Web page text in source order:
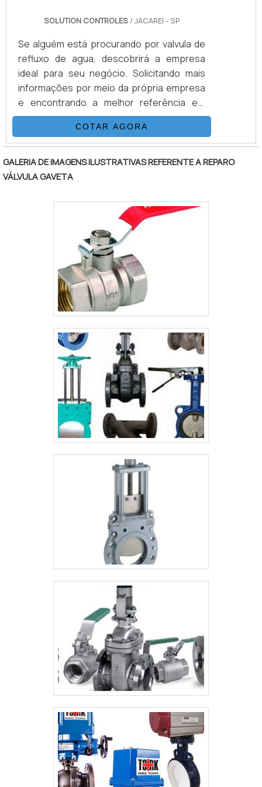
SOLUTION CONTROLES/ JACAREI - SP
Se alguém está procurando por valvula de
refluxo de agua, descobrirá a empresa
ideal para seu negócio. Solicitando mais
informações por meio da própria empresa
e encontrando a melhor referência em
qualidade.Quando a busca é por valvula de
refluxo de agua, com os profissionais
especializados da Solution Controles
poderá contar com precisão e com
soluções com produtos de alta
qualidade.DETALHES SOBRE VALVULA DE
REFLUXO DE AGUAHá muitas maneiras
eficientes de demonstrar competência e
excelência em sua área de atuação. A
Solution Controles objetiva sua energia em
produzir uma estrutura aos clientes com:
Escritório de alta qualidade onde são
realizadas as atividades; Tecnologia de
geração. Tudo isso para oferecer valvula
de refluxo de agua com assertividade.
Ainda tratando-se de valvula de refluxo de
agua, é importante buscar uma empresa
que tenha produtos e serviços com ótima
qualidade e assertividade, características
simples, mas que mostram o
comprometimento da empresa com seus
clientes.É por tudo isso e muito mais que a
Solution Controles é confiável quando
falamos do segmento de controle de
fluídos industriais. A empresa objetiva o
que existe de melhor no mercado para
garantir o sucesso dos clientes. Na
organização é possível encontrar uma
equipe com profissionais que estão em
constante atualização que esperam seu
contato para melhor atender.GARANTIA DE
QUALIDADE COMPROVADASomente na
Solution Controles existem as melhores
variedades no segmento quando o assunto
for controle de fluídos industriais. É
possível encontrar itens variados com
tecnologia de ponta, como válvula redutora
de pressão e válvula backflow Preventer
conta com um time de profissionais
qualificados para o serviço, além de investir
em equipamentos modernos, que se
ajustam a sua necessidade. A Solution
Controles é uma empresa que tem sido
COTAR AGORA
GALERIA DE IMAGENS ILUSTRATIVAS REFERENTE A REPARO
VÁLVULA GAVETA